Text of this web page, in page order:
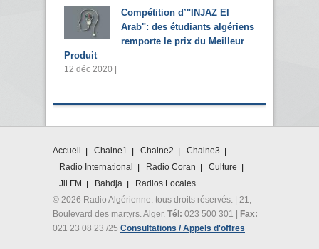
Compétition d’"INJAZ El
Arab": des étudiants algériens
remporte le prix du Meilleur
Produit
12 déc 2020 |
Accueil Chaine1 Chaine2
Chaine3
Radio International
Radio Coran
Culture
Jil FM
Bahdja
Radios Locales
© 2026 Radio Algérienne. tous droits réservés. | 21,
Boulevard des martyrs. Alger. Tél: 023 500 301 |
Fax:
021 23 08 23 /25 Consultations / Appels d'offres